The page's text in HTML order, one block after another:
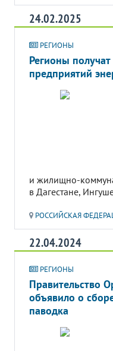
24.02.2025
РЕГИОНЫ
Регионы
предприятий
и жилищно-
в Дагестане,
РОССИЙСКАЯ
22.04.2024
РЕГИОНЫ
Правительство
объявило о
паводка